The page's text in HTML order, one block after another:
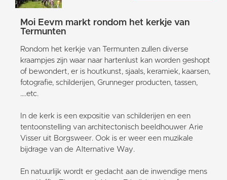
Moi Eevm markt rondom het kerkje van
Termunten
Rondom het kerkje van Termunten zullen diverse
kraampjes zijn waar naar hartenlust kan worden geshopt
of bewondert, er is houtkunst, sjaals, keramiek, kaarsen,
fotografie, schilderijen, Grunneger producten, tassen,
….etc.
In de kerk is een expositie van schilderijen en een
tentoonstelling van architectonisch beeldhouwer Arie
Visser uit Borgsweer. Ook is er weer een muzikale
bijdrage van de Alternative Way.
En natuurlijk wordt er gedacht aan de inwendige mens